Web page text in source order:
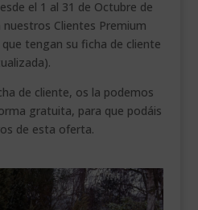
el 1 al 31 de Octubre de
nuestros Clientes Premium
tengan su ficha de cliente
de cliente, os la podemos
gratuita, para que podáis
de esta oferta.